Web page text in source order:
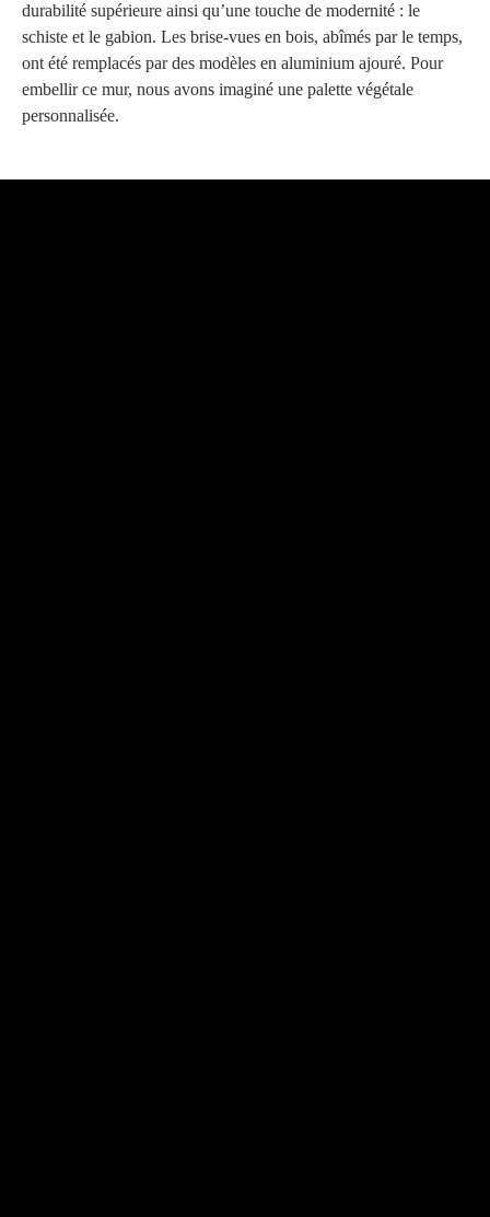
durabilité supérieure ainsi qu’une touche de modernité : le
schiste et le gabion. Les brise-vues en bois, abîmés par le temps,
ont été remplacés par des modèles en aluminium ajouré. Pour
embellir ce mur, nous avons imaginé une palette végétale
personnalisée.